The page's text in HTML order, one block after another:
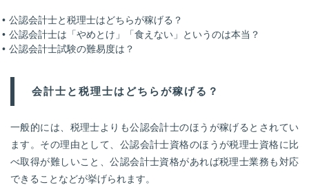
公認会計士と税理士はどちらが稼げる？
公認会計士は「やめとけ」「食えない」というのは本当？
公認会計士試験の難易度は？
会計士と税理士はどちらが稼げる？
一般的には、税理士よりも公認会計士のほうが稼げるとされてい
ます。その理由として、公認会計士資格のほうが税理士資格に比
べ取得が難しいこと、公認会計士資格があれば税理士業務も対応
できることなどが挙げられます。